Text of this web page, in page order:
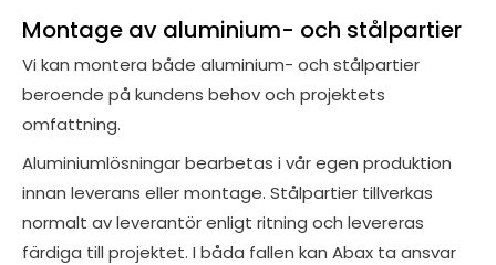
Montage av aluminium- och stålpartier
Vi kan montera både aluminium- och stålpartier
beroende på kundens behov och projektets
omfattning.
Aluminiumlösningar bearbetas i vår egen produktion
innan leverans eller montage. Stålpartier tillverkas
normalt av leverantör enligt ritning och levereras
färdiga till projektet. I båda fallen kan Abax ta ansvar